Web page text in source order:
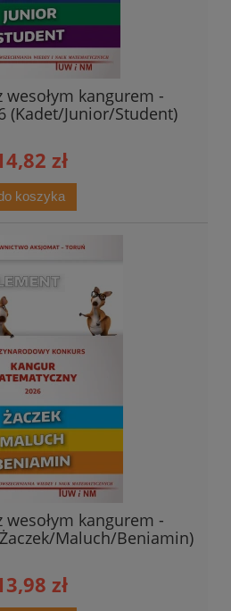
wesołym kangurem -
(Kadet/Junior/Student)
zł
koszyka
wesołym kangurem -
Maluch/Beniamin)
zł